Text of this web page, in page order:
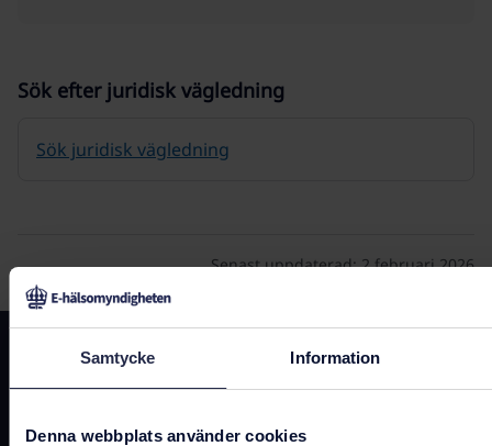
Samtycke Information
Denna webbplats använder cookies
Sök efter juridisk vägledning
Sök juridisk vägledning
Senast uppdaterad: 2 februari 2026
Kontakta oss